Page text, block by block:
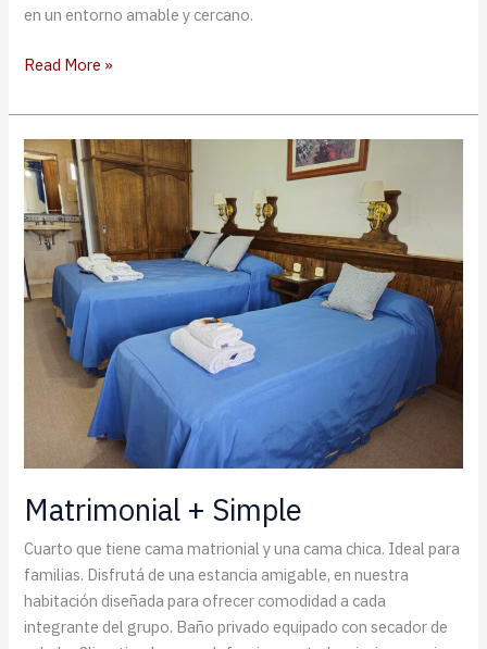
en un entorno amable y cercano.
Matrimonial
Read More »
Matrimonial + Simple
Cuarto que tiene cama matrionial y una cama chica. Ideal para
familias. Disfrutá de una estancia amigable, en nuestra
habitación diseñada para ofrecer comodidad a cada
integrante del grupo. Baño privado equipado con secador de